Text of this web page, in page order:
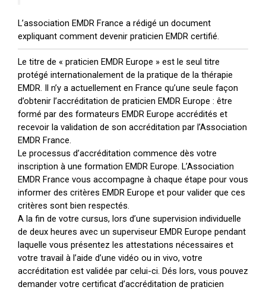
L’association EMDR France a rédigé un document
expliquant comment devenir praticien EMDR certifié.
Le titre de « praticien EMDR Europe » est le seul titre
protégé internationalement de la pratique de la thérapie
EMDR. Il n’y a actuellement en France qu’une seule façon
d’obtenir l’accréditation de praticien EMDR Europe : être
formé par des formateurs EMDR Europe accrédités et
recevoir la validation de son accréditation par l’Association
EMDR France.
Le processus d’accréditation commence dès votre
inscription à une formation EMDR Europe. L’Association
EMDR France vous accompagne à chaque étape pour vous
informer des critères EMDR Europe et pour valider que ces
critères sont bien respectés.
A la fin de votre cursus, lors d’une supervision individuelle
de deux heures avec un superviseur EMDR Europe pendant
laquelle vous présentez les attestations nécessaires et
votre travail à l’aide d’une vidéo ou in vivo, votre
accréditation est validée par celui-ci. Dés lors, vous pouvez
demander votre certificat d’accréditation de praticien